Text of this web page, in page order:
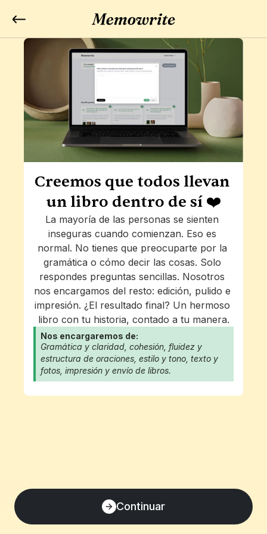
Creemos que todos llevan
un libro dentro de sí ❤️
La mayoría de las personas se sienten
inseguras cuando comienzan. Eso es
normal. No tienes que preocuparte por la
gramática o cómo decir las cosas. Solo
respondes preguntas sencillas. Nosotros
nos encargamos del resto: edición, pulido e
impresión. ¿El resultado final? Un hermoso
libro con tu historia, contado a tu manera.
Nos encargaremos de:
Gramática y claridad, cohesión, fluidez y
estructura de oraciones, estilo y tono, texto y
fotos, impresión y envío de libros.
Continuar